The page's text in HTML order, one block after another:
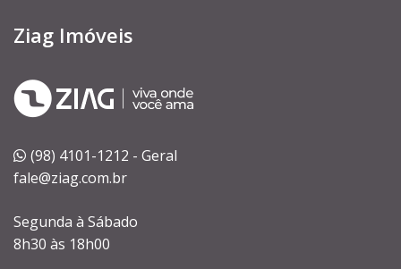
Ziag Imóveis
(98) 4101-1212 - Geral
fale@ziag.com.br
Segunda à Sábado
8h30 às 18h00